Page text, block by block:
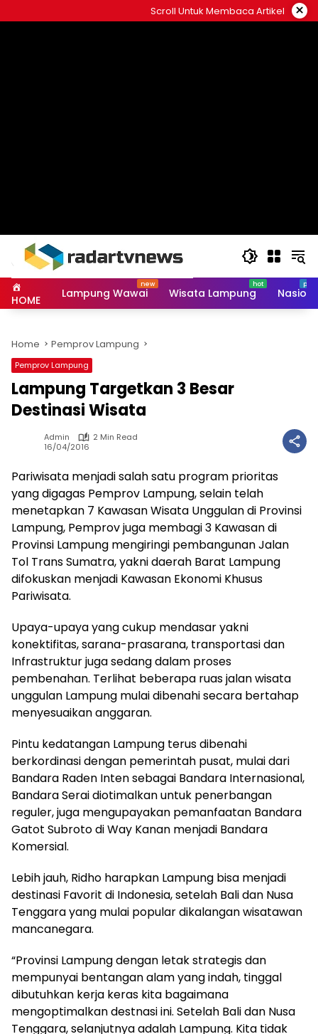
to
Scroll Untuk Membaca Artikel ×
HOME Lampung Wawai Wisata Lampung
Home Pemprov Lampung
Pemprov Lampung
Lampung Targetkan 3 Besar
Destinasi Wisata
Admin
2 Min Read
16/04/2016
Pariwisata menjadi salah satu program prioritas
yang digagas Pemprov Lampung, selain telah
menetapkan 7 Kawasan Wisata Unggulan di Provinsi
Lampung, Pemprov juga membagi 3 Kawasan di
Provinsi Lampung mengiringi pembangunan Jalan
Tol Trans Sumatra, yakni daerah Barat Lampung
difokuskan menjadi Kawasan Ekonomi Khusus
Pariwisata.
Upaya-upaya yang cukup mendasar yakni
konektifitas, sarana-prasarana, transportasi dan
Infrastruktur juga sedang dalam proses
pembenahan. Terlihat beberapa ruas jalan wisata
unggulan Lampung mulai dibenahi secara bertahap
menyesuaikan anggaran.
Pintu kedatangan Lampung terus dibenahi
berkordinasi dengan pemerintah pusat, mulai dari
Bandara Raden Inten sebagai Bandara Internasional,
Bandara Serai diotimalkan untuk penerbangan
reguler, juga mengupayakan pemanfaatan Bandara
Gatot Subroto di Way Kanan menjadi Bandara
Komersial.
Lebih jauh, Ridho harapkan Lampung bisa menjadi
destinasi Favorit di Indonesia, setelah Bali dan Nusa
Tenggara yang mulai popular dikalangan wisatawan
mancanegara.
“Provinsi Lampung dengan letak strategis dan
mempunyai bentangan alam yang indah, tinggal
dibutuhkan kerja keras kita bagaimana
mengoptimalkan destnasi ini. Setelah Bali dan Nusa
Tenggara, selanjutnya adalah Lampung. Kita tidak